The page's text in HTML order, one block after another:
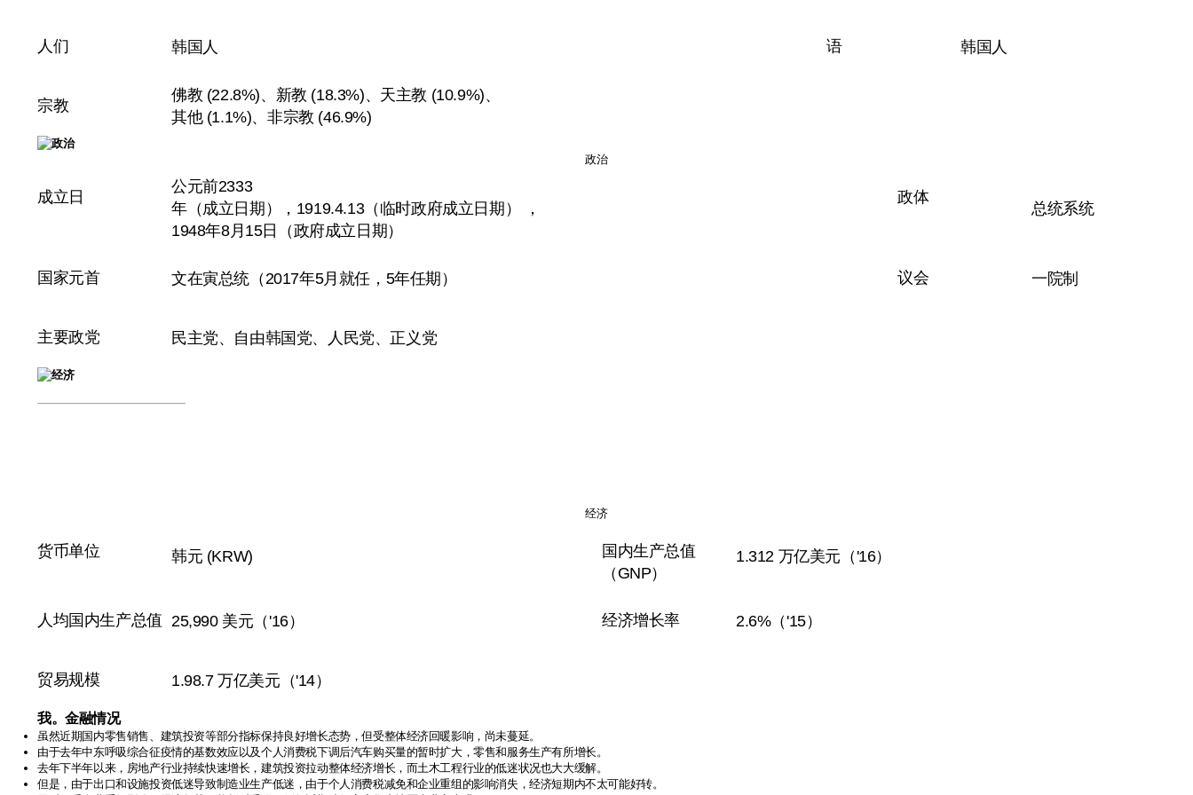
人们 韩国人 语 韩国人
宗教
佛教 (22.8%)、新教 (18.3%)、天主教 (10.9%)、
其他 (1.1%)、非宗教 (46.9%)
政治
成立日
公元前2333
年（成立日期），1919.4.13（临时政府成立日期） ，
1948年8月15日（政府成立日期）
政体
总统系统
国家元首 文在寅总统（2017年5月就任，5年任期） 议会 一院制
主要政党 民主党、自由韩国党、人民党、正义党
经济
货币单位 韩元 (KRW)
国内生产总值
（GNP）
1.312 万亿美元（'16）
人均国内生产总值 25,990 美元（'16） 经济增长率 2.6%（'15）
贸易规模 1.98.7 万亿美元（'14）
我。金融情况
虽然近期国内零售销售、建筑投资等部分指标保持良好增长态势，但受整体经济回暖影响，尚未蔓延。
由于去年中东呼吸综合征疫情的基数效应以及个人消费税下调后汽车购买量的暂时扩大，零售和服务生产有所增长。
去年下半年以来，房地产行业持续快速增长，建筑投资拉动整体经济增长，而土木工程行业的低迷状况也大大缓解。
但是，由于出口和设施投资低迷导致制造业生产低迷，由于个人消费税减免和企业重组的影响消失，经济短期内不太可能好转。